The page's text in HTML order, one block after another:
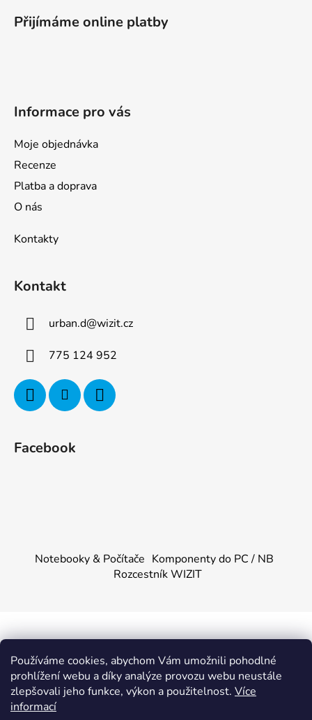
Používáme cookies, abychom Vám umožnili pohodlné
prohlížení webu a díky analýze provozu webu neustále
zlepšovali jeho funkce, výkon a použitelnost. Více
informací
Přijímáme online platby
Informace pro vás
Moje objednávka
Recenze
Platba a doprava
O nás
Kontakty
Kontakt
urban.d@wizit.cz
775 124 952
Facebook
Notebooky & Počítače Komponenty do PC / NB
Rozcestník WIZIT
Copyright 2026KOMPONENTY.NET / WIZIT.EU
Všechna práva vyhrazena.|Obchodní podmínky|Ochrana
osobních údajů